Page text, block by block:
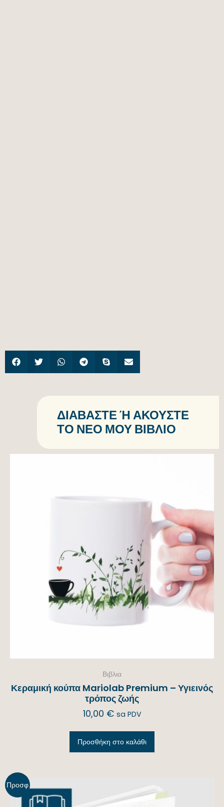
ΔΙΑΒΆΣΤΕ Ή ΑΚΟΎΣΤΕ Τ
Ο ΝΈΟ ΜΟΥ ΒΙΒΛΊΟ
Βιβλια
Κεραμική κούπα Mariolab Premium – Υγιεινός
τρόπος ζωής
10,00 € sa PDV
Προσθήκη στο καλάθι
Προσφ